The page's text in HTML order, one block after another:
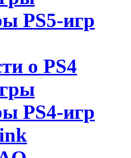
PS5-игр
о PS4
PS4-игр